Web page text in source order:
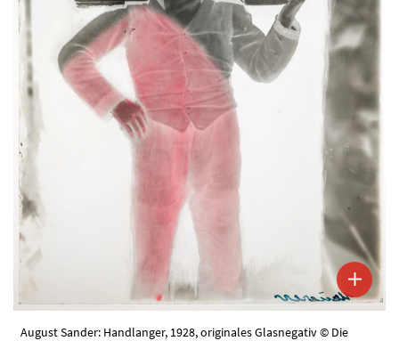
August Sander: Handlanger, 1928, originales Glasnegativ © Die